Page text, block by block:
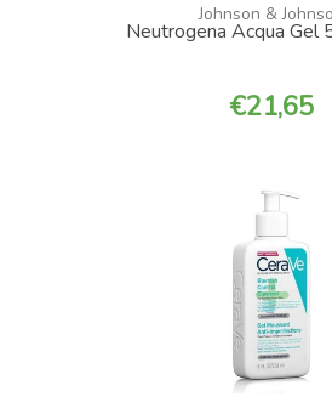
Johnson &
Neutrogena Acqua Gel
21,65